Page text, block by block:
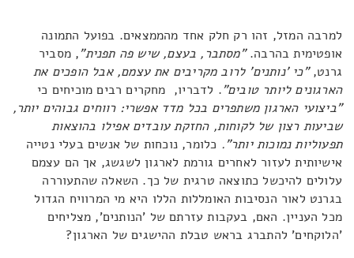
למרבה המזל, זהו רק חלק אחד מהממצאים. בפועל התמונה
אופטימית בהרבה."מסתבר, בעצם, שיש פה תפנית", מסביר
גרנט,"כי 'נותנים' לרוב מקריבים את עצמם, אבל הופכים את
הארגונים ליותר טובים". לדבריו, מחקרים רבים מוכיחים כי
"ביצועי הארגון משתפרים בכל מדד אפשרי: רווחים גבוהים יותר,
שביעות רצון של לקוחות, החזקת עובדים אפילו בהוצאות
תפעוליות נמוכות יותר". כלומר, נוכחות של אנשים בעלי נטייה
אישיותית לעזור לאחרים גורמת לארגון לשגשג, אך הם עצמם
עלולים להיכשל כתוצאה טרגית של כך. השאלה שהתעוררה
בגרנט לאור הנסיבות האומללות הללו היא מי המרוויח הגדול
מכל העניין. האם, בעקבות עזרתם של 'הנותנים', מצליחים
'הלוקחים' להתברג בראש טבלת ההישגים של הארגון?